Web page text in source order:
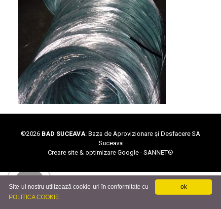
©2026 BAD SUCEAVA: Baza de Aprovizionare și Desfacere SA
Suceava
Creare site & optimizare Google - SANNET®
ok
Site-ul nostru utilizează cookie-uri în conformitate cu
POLITICA COOKIE